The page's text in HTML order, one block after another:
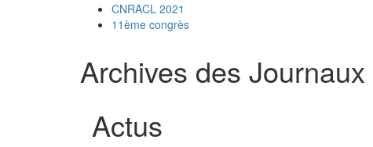
CNRACL 2021
11ème congrès
Archives des
Actus